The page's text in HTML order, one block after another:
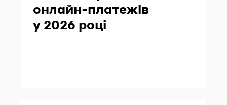
онлайн-​платежів
у 2026 році